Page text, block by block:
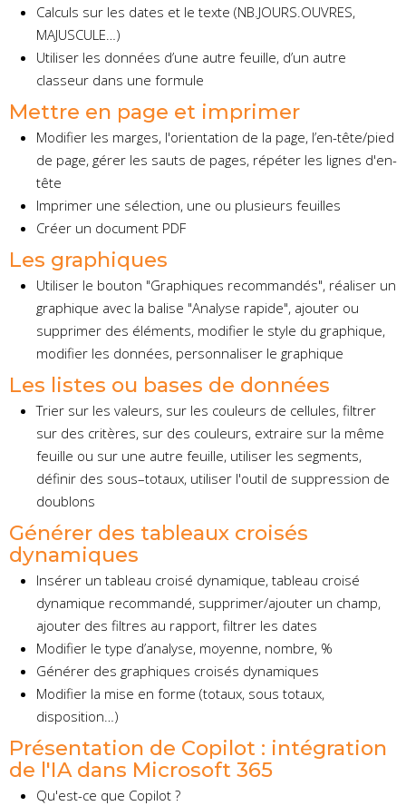
Calculs sur les dates et le texte (NB.JOURS.OUVRES,
MAJUSCULE…)
Utiliser les données d’une autre feuille, d’un autre
classeur dans une formule
Mettre en page et imprimer
Modifier les marges, l'orientation de la page, l’en-tête/pied
de page, gérer les sauts de pages, répéter les lignes d'en-
tête
Imprimer une sélection, une ou plusieurs feuilles
Créer un document PDF
Les graphiques
Utiliser le bouton "Graphiques recommandés", réaliser un
graphique avec la balise "Analyse rapide", ajouter ou
supprimer des éléments, modifier le style du graphique,
modifier les données, personnaliser le graphique
Les listes ou bases de données
Trier sur les valeurs, sur les couleurs de cellules, filtrer
sur des critères, sur des couleurs, extraire sur la même
feuille ou sur une autre feuille, utiliser les segments,
définir des sous–totaux, utiliser l'outil de suppression de
doublons
Générer des tableaux croisés
dynamiques
Insérer un tableau croisé dynamique, tableau croisé
dynamique recommandé, supprimer/ajouter un champ,
ajouter des filtres au rapport, filtrer les dates
Modifier le type d’analyse, moyenne, nombre, %
Générer des graphiques croisés dynamiques
Modifier la mise en forme (totaux, sous totaux,
disposition…)
Présentation de Copilot : intégration
de l'IA dans Microsoft 365
Qu'est-ce que Copilot ?